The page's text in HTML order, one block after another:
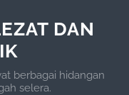
DAN
berbagai hidangan
selera.